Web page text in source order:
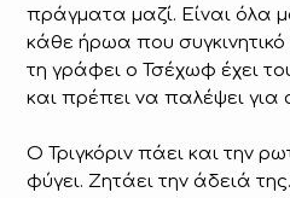
πράγματα μαζί. Είναι όλα
κάθε ήρωα που
τη γράφει ο Τσέχωφ έχει
και πρέπει να παλέψει για
Ο Τριγκόριν πάει και την
φύγει. Ζητάει την άδειά